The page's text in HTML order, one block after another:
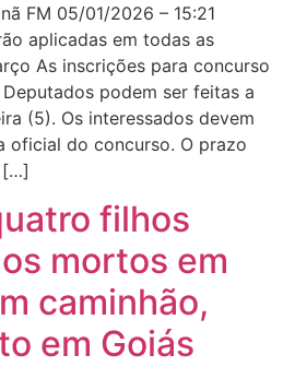
FM 05/01/2026 – 15:21
aplicadas em todas as
As inscrições para concurso
podem ser feitas a
(5). Os interessados devem
oficial do concurso. O prazo
[…]
filhos
mortos em
caminhão,
em Goiás